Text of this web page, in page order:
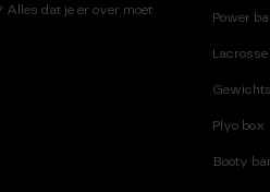
Alles dat je er over moet Power
Lacrosse
Plyo box
Booty